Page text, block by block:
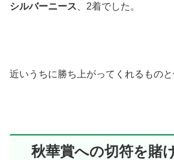
シルバーニース 、2着でした。
近いうちに勝ち上がってくれるものと
秋華賞への切符を賭